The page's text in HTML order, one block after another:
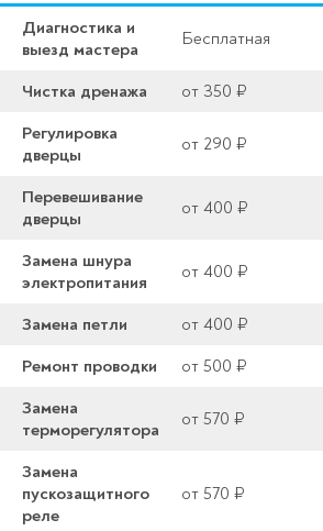
Диагностика и
выезд мастера
Бесплатная
Чистка дренажа от 350 ₽
Регулировка
дверцы
от 290 ₽
Перевешивание
дверцы
от 400 ₽
Замена шнура
электропитания
от 400 ₽
Замена петли от 400 ₽
Ремонт проводки
от 500 ₽
Замена
терморегулятора
от 570 ₽
Замена
пускозащитного
реле
от 570 ₽